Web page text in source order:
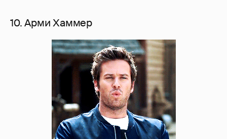
10. Арми Хаммер